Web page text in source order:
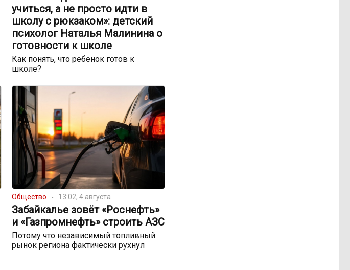
учиться, а не просто идти в
школу с рюкзаком»: детский
психолог Наталья Малинина о
готовности к школе
Как понять, что ребенок готов к
школе?
Общество 13:02, 4 августа
Забайкалье зовёт «Роснефть»
и «Газпромнефть» строить АЗС
Потому что независимый топливный
рынок региона фактически рухнул